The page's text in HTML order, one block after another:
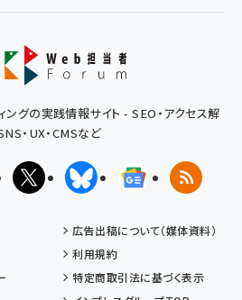
ングの実践情報サイト - SEO・アクセス解
・UX・CMSなど
X(エックス)BlueskyGoogleニュ
RSS
広告出稿について（媒体資料）
利用規約
特定商取引法に基づく表示